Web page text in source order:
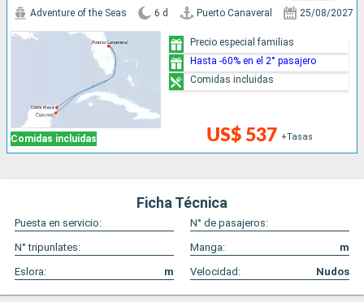
Comidas incluidas
Adventure of the Seas 6 d Puerto Canaveral 25/08/2027
US$ 537 +Tasas
Precio especial familias
Hasta -60% en el 2° pasajero
Comidas incluidas
Ficha Técnica
Puesta en servicio:
N° de pasajeros:
N° tripunlates:
Manga:
m
Eslora:
m Velocidad: Nudos